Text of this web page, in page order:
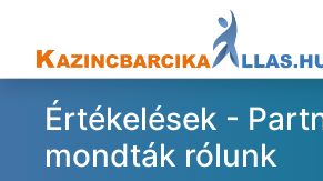
Értékelések -
mondták rólunk